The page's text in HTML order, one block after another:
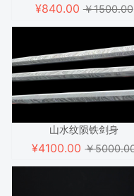
¥840.00￥1500.00
山水纹陨铁剑身
¥4100.00￥